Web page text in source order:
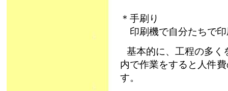
＊手刷り
印刷機で自分たちで印
基本的に、工程の多く
内で作業をすると人件
す。